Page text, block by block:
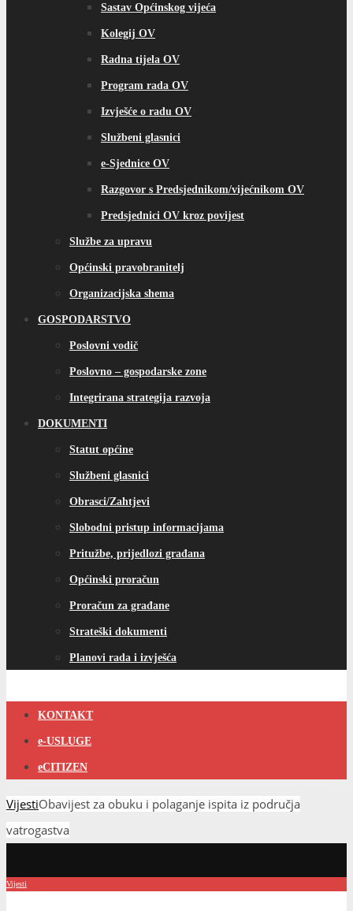
Sastav Općinskog vijeća
Kolegij OV
Radna tijela OV
Program rada OV
Izvješće o radu OV
Službeni glasnici
e-Sjednice OV
Razgovor s Predsjednikom/vijećnikom OV
Predsjednici OV kroz povijest
Službe za upravu
Općinski pravobranitelj
Organizacijska shema
GOSPODARSTVO
Poslovni vodič
Poslovno – gospodarske zone
Integrirana strategija razvoja
DOKUMENTI
Statut općine
Službeni glasnici
Obrasci/Zahtjevi
Slobodni pristup informacijama
Pritužbe, prijedlozi građana
Općinski proračun
Proračun za građane
Strateški dokumenti
Planovi rada i izvješća
KONTAKT
e-USLUGE
eCITIZEN
VijestiObavijest za obuku i polaganje ispita iz područja
vatrogastva
Vijesti